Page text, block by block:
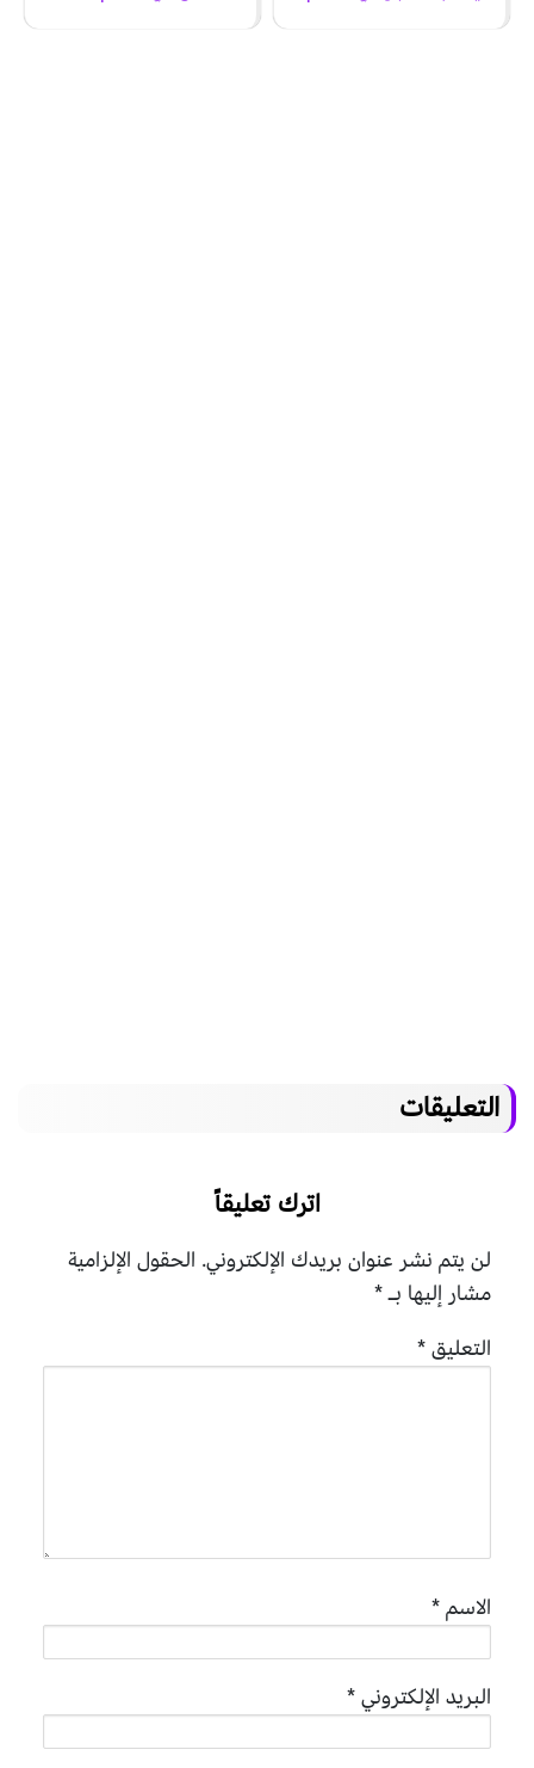
التعليقات
اترك تعليقاً
لن يتم نشر عنوان بريدك الإلكتروني. الحقول الإلزامية
مشار إليها بـ*
التعليق*
الاسم*
البريد الإلكتروني*